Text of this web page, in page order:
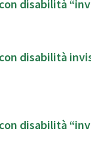
disabilità
invisibile:
disabilità